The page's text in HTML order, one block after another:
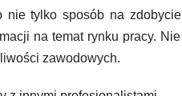
nie tylko sposób na zdobycie
na temat rynku pracy. Nie
zawodowych.